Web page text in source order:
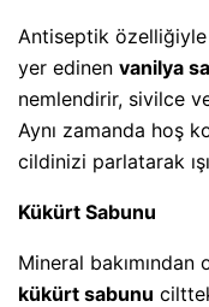
Antiseptik
yer edinen vanilya
nemlendirir, sivilce
Aynı zamanda hoş
cildinizi parlatarak
Kükürt Sabunu
Mineral
kükürt sabunu